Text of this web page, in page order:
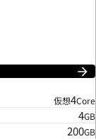
仮想4Core
4GB
200GB